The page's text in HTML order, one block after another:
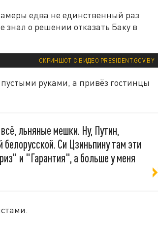
едва не единственный раз
о решении отказать Баку в
СКРИНШОТ С ВИДЕО PRESIDENT.GOV.BY
руками, а привёз гостинцы
льняные мешки. Ну, Путин,
Си Цзиньпину там эти
и "Гарантия", а больше у меня